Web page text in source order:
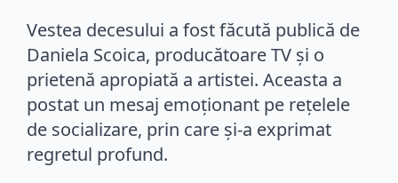
Vestea decesului a fost făcută publică de
Daniela Scoica, producătoare TV și o
prietenă apropiată a artistei. Aceasta a
postat un mesaj emoționant pe rețelele
de socializare, prin care și-a exprimat
regretul profund.